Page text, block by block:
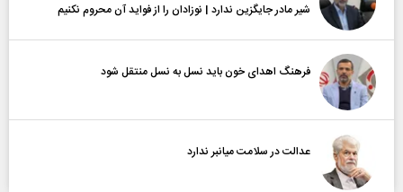
شیر مادر جایگزین ندارد | نوزادان را از فواید آن محروم نکنیم
فرهنگ اهدای خون باید نسل به نسل منتقل شود
عدالت در سلامت میانبر ندارد